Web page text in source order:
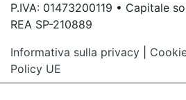
P.IVA: 01473200119 • Capitale
REA SP-210889
Informativa sulla privacy
Policy UE